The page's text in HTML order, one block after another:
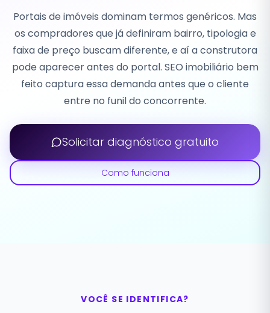
Portais de imóveis dominam termos genéricos. Mas
os compradores que já definiram bairro, tipologia e
faixa de preço buscam diferente, e aí a construtora
pode aparecer antes do portal. SEO imobiliário bem
feito captura essa demanda antes que o cliente
entre no funil do concorrente.
Solicitar diagnóstico gratuito
Como funciona
VOCÊ SE IDENTIFICA?